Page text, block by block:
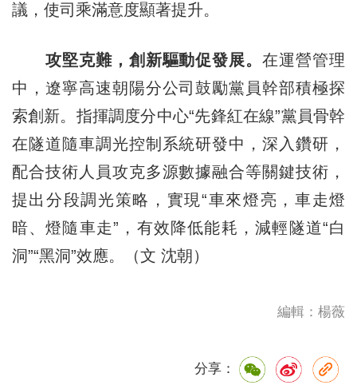
議，使司乘滿意度顯著提升。
攻堅克難，創新驅動促發展。在運營管理
中，遼寧高速朝陽分公司鼓勵黨員幹部積極探
索創新。指揮調度分中心“先鋒紅在線”黨員骨幹
在隧道隨車調光控制系統研發中，深入鑽研，
配合技術人員攻克多源數據融合等關鍵技術，
提出分段調光策略，實現“車來燈亮，車走燈
暗、燈隨車走”，有效降低能耗，減輕隧道“白
洞”“黑洞”效應。（文 沈朝）
編輯：楊薇
分享：